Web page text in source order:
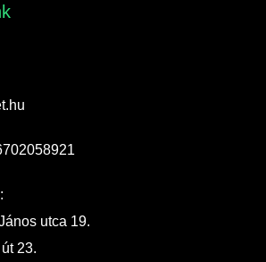
utca 19.
23.